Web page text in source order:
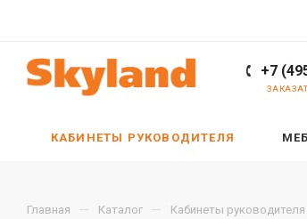
+7
КАБИНЕТЫ РУКОВОДИТЕЛЯ
Главная — Каталог — Кабинеты руководителя